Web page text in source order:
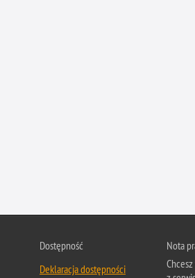
Dostępność
Deklaracja dostępności
Nota